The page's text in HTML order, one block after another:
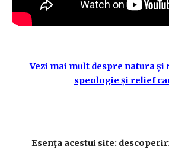
Vezi mai mult despre natura și
speologie și relief
Esenţa acestui site: